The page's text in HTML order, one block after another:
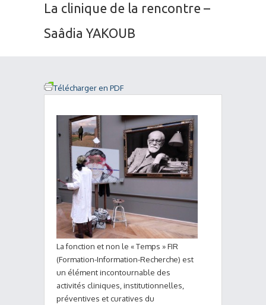
La clinique de la rencontre –
Saâdia YAKOUB
Télécharger en PDF
La fonction et non le « Temps » FIR
(Formation-Information-Recherche) est
un élément incontournable des
activités cliniques, institutionnelles,
préventives et curatives du